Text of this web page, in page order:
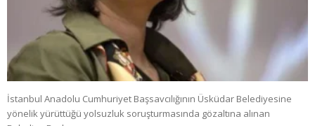
İstanbul Anadolu Cumhuriyet Başsavcılığının Üsküdar Belediyesine
yönelik yürüttüğü yolsuzluk soruşturmasında gözaltına alınan